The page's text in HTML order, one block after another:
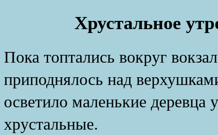
Хрустальное
Пока топтались вокруг
приподнялось над
осветило маленькие деревца
хрустальные.